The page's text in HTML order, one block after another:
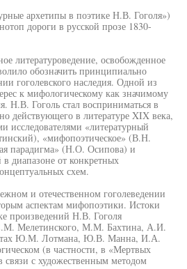
архетипы в поэтике Н.В. Гоголя»)
дороги в русской прозе 1830-
литературоведение, освобожденное
обозначить принципиально
гоголевского наследия. Одной из
к мифологическому как значимому
Н.В. Гоголь стал восприниматься в
действующего в литературе XIX века,
исследователями «литературный
«мифопоэтическое» (В.Н.
парадигма» (Н.О. Осипова) и
диапазоне от конкретных
схем.
и отечественном гоголеведении
аспектам мифопоэтики. Истоки
произведений Н.В. Гоголя
Е.М. Мелетинского, М.М. Бахтина, А.И.
Ю.М. Лотмана, Ю.В. Манна, И.А.
(в частности, в «Мертвых
связи с художественным методом